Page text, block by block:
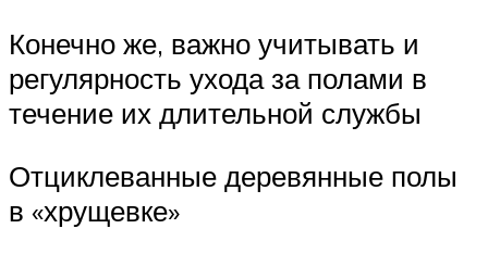
Конечно же, важно учитывать и
регулярность ухода за полами в
течение их длительной службы
Отциклеванные деревянные полы
в «хрущевке»